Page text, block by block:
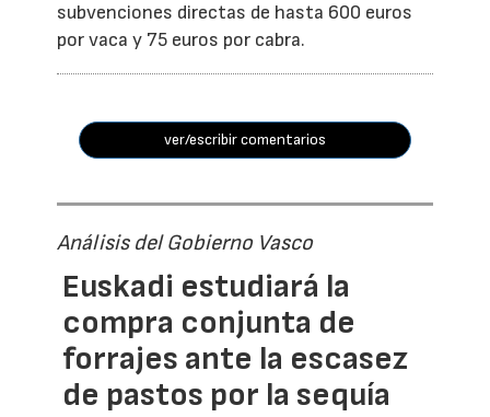
subvenciones directas de hasta 600 euros
por vaca y 75 euros por cabra.
ver/escribir comentarios
Análisis del Gobierno Vasco
Euskadi estudiará la
compra conjunta de
forrajes ante la escasez
de pastos por la sequía